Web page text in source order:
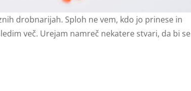
drobnarijah. Sploh ne vem, kdo jo prinese in
več. Urejam namreč nekatere stvari, da bi se